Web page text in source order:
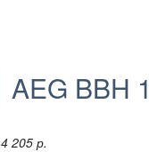
AEG BBH
205 р.